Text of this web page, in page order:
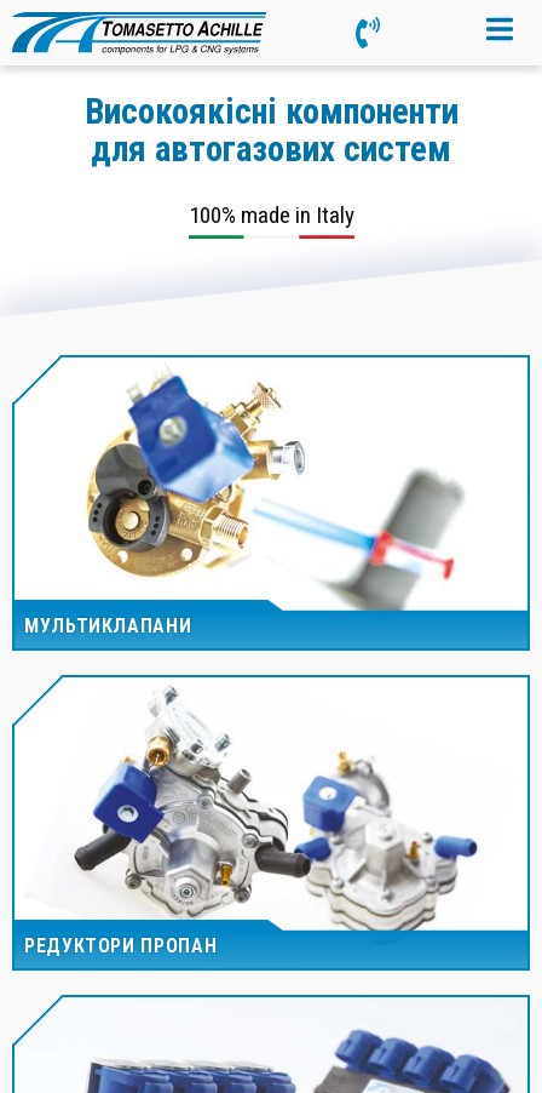
Високоякісні компоненти
для автогазових систем
100% made in Italy
МУЛЬТИКЛАПАНИ
РЕДУКТОРИ ПРОПАН